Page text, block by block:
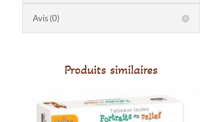
Avis (0)
Produits similaires